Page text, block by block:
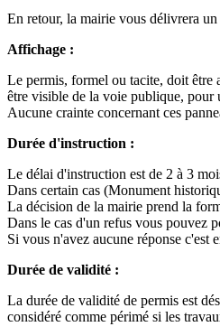
En retour, la mairie vous délivrera
Affichage :
Le permis, formel ou tacite, doit être
être visible de la voie publique, pour
Aucune crainte concernant ces
Durée d'instruction :
Le délai d'instruction est de 2 à 3
Dans certain cas (Monument
La décision de la mairie prend la
Dans le cas d'un refus vous pouvez
Si vous n'avez aucune réponse c'est
Durée de validité :
La durée de validité de permis est
considéré comme périmé si les